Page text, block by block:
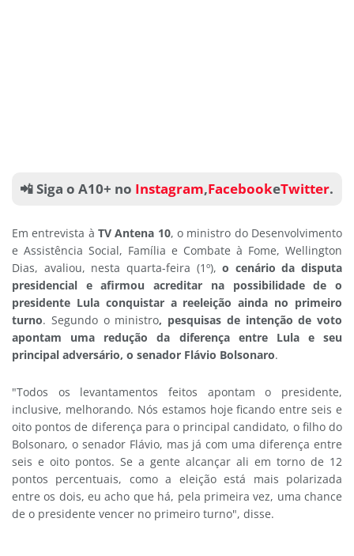
📲 Siga o A10+ no Instagram,FacebookeTwitter.
Em entrevista à TV Antena 10, o ministro do Desenvolvimento
e Assistência Social, Família e Combate à Fome, Wellington
Dias, avaliou, nesta quarta-feira (1º),o cenário da disputa
presidencial e afirmou acreditar na possibilidade de o
presidente Lula conquistar a reeleição ainda no primeiro
turno. Segundo o ministro, pesquisas de intenção de voto
apontam uma redução da diferença entre Lula e seu
principal adversário, o senador Flávio Bolsonaro.
"Todos os levantamentos feitos apontam o presidente,
inclusive, melhorando. Nós estamos hoje ficando entre seis e
oito pontos de diferença para o principal candidato, o filho do
Bolsonaro, o senador Flávio, mas já com uma diferença entre
seis e oito pontos. Se a gente alcançar ali em torno de 12
pontos percentuais, como a eleição está mais polarizada
entre os dois, eu acho que há, pela primeira vez, uma chance
de o presidente vencer no primeiro turno", disse.